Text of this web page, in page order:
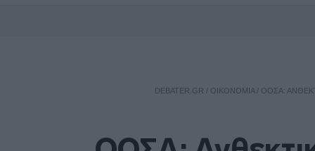
DEBATER.GR / ΟΙΚΟΝΟΜΙΑ/ ΟΟΣΑ: